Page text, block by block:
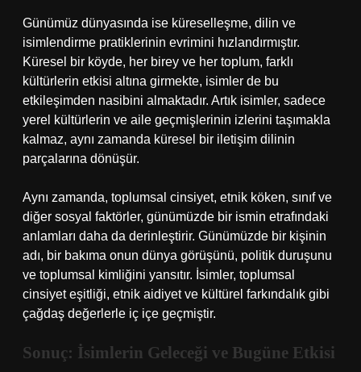
Günümüz dünyasında ise küreselleşme, dilin ve
isimlendirme pratiklerinin evrimini hızlandırmıştır.
Küresel bir köyde, her birey ve her toplum, farklı
kültürlerin etkisi altına girmekte, isimler de bu
etkileşimden nasibini almaktadır. Artık isimler, sadece
yerel kültürlerin ve aile geçmişlerinin izlerini taşımakla
kalmaz, aynı zamanda küresel bir iletişim dilinin
parçalarına dönüşür.
Aynı zamanda, toplumsal cinsiyet, etnik köken, sınıf ve
diğer sosyal faktörler, günümüzde bir ismin etrafındaki
anlamları daha da derinleştirir. Günümüzde bir kişinin
adı, bir bakıma onun dünya görüşünü, politik duruşunu
ve toplumsal kimliğini yansıtır. İsimler, toplumsal
cinsiyet eşitliği, etnik aidiyet ve kültürel farkındalık gibi
çağdaş değerlerle iç içe geçmiştir.
Sonuç: İsimlerin Geleceği ve Bugüne Etkisi